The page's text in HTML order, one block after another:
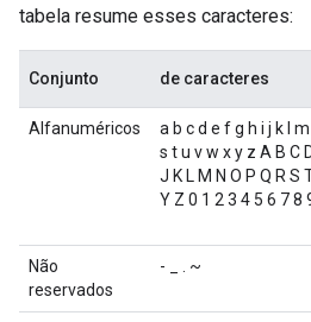
tabela resume esses caracteres:
Conjunto de caracteres
Alfanuméricos
a b c d e f g h i j k l
s t u v w x y z A B C D
J K L M N O P Q R S
Y Z 0 1 2 3 4 5 6 7 8
Não
reservados
- _ . ~